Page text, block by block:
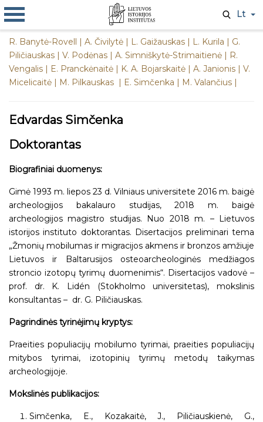
R. Banytė-Rovell | A. Čivilytė | L. Gaižauskas | L. Kurila | G.
Piličiauskas | V. Podėnas | A. Simniškytė-Strimaitienė | R.
Vengalis | E. Pranckėnaitė | K. A. Bojarskaitė | A. Janionis | V.
Micelicaitė | M. Pilkauskas | E. Simčenka | M. Valančius |
Edvardas Simčenka
Doktorantas
Biografiniai duomenys:
Gimė 1993 m. liepos 23 d. Vilniaus universitete 2016 m. baigė
archeologijos bakalauro studijas, 2018 m. baigė
archeologijos magistro studijas. Nuo 2018 m. – Lietuvos
istorijos instituto doktorantas. Disertacijos preliminari tema
„Žmonių mobilumas ir migracijos akmens ir bronzos amžiuje
Lietuvos ir Baltarusijos osteoarcheologinės medžiagos
stroncio izotopų tyrimų duomenimis“. Disertacijos vadovė –
prof. dr. K. Lidén (Stokholmo universitetas), mokslinis
konsultantas – dr. G. Piličiauskas.
Pagrindinės tyrinėjimų kryptys:
Praeities populiacijų mobilumo tyrimai, praeities populiacijų
mitybos tyrimai, izotopinių tyrimų metodų taikymas
archeologijoje.
Mokslinės publikacijos:
Simčenka, E., Kozakaitė, J., Piličiauskienė, G.,
Lt